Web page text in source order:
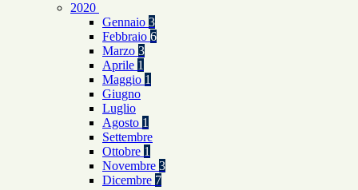
2020
Gennaio 3
Febbraio 6
Marzo 3
Aprile 1
Maggio 1
Giugno
Luglio
Agosto 1
Settembre
Ottobre 1
Novembre 3
Dicembre 7